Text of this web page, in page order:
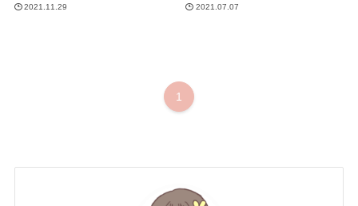
2021.11.29 2021.07.07
1